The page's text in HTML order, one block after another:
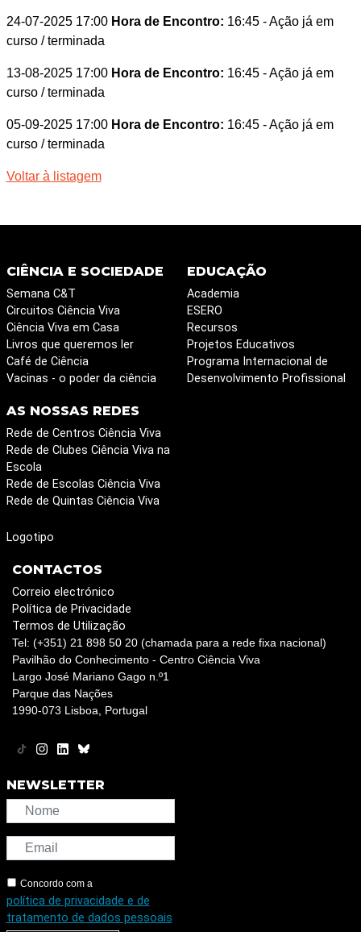
24-07-2025 17:00 Hora de Encontro: 16:45 - Ação já em
curso / terminada
13-08-2025 17:00 Hora de Encontro: 16:45 - Ação já em
curso / terminada
05-09-2025 17:00 Hora de Encontro: 16:45 - Ação já em
curso / terminada
Voltar à listagem
CIÊNCIA E SOCIEDADE
Semana C&T
Circuitos Ciência Viva
Ciência Viva em Casa
Livros que queremos ler
Café de Ciência
Vacinas - o poder da ciência
EDUCAÇÃO
Academia
ESERO
Recursos
Projetos Educativos
Programa Internacional de
Desenvolvimento Profissional
AS NOSSAS REDES
Rede de Centros Ciência Viva
Rede de Clubes Ciência Viva na
Escola
Rede de Escolas Ciência Viva
Rede de Quintas Ciência Viva
Logotipo
CONTACTOS
Correio electrónico
Política de Privacidade
Termos de Utilização
Tel: (+351) 21 898 50 20 (chamada para a rede fixa nacional)
Pavilhão do Conhecimento - Centro Ciência Viva
Largo José Mariano Gago n.º1
Parque das Nações
1990-073 Lisboa, Portugal
NEWSLETTER
Concordo com a
política de privacidade e de
tratamento de dados pessoais